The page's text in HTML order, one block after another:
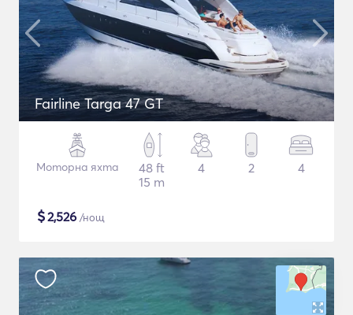
Fairline Targa 47 GT
Моторна яхта
48 ft
15 m
4 2 4
$2,526 /нощ